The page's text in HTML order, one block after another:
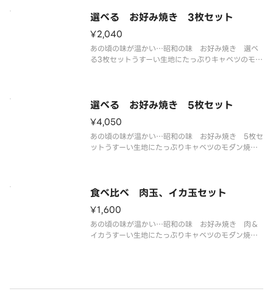
選べる お好み焼き 3枚セット
¥2,040
あの頃の味が温かい…昭和の味 お好み焼き 選べ
る3枚セットうすーい生地にたっぷりキャベツのモダ
選べる お好み焼き 5枚セット
¥4,050
あの頃の味が温かい…昭和の味 お好み焼き 5枚セ
ットうすーい生地にたっぷりキャベツのモダン焼き
食べ比べ 肉玉、イカ玉セット
¥1,600
あの頃の味が温かい…昭和の味 お好み焼き 肉＆
イカうすーい生地にたっぷりキャベツのモダン焼き